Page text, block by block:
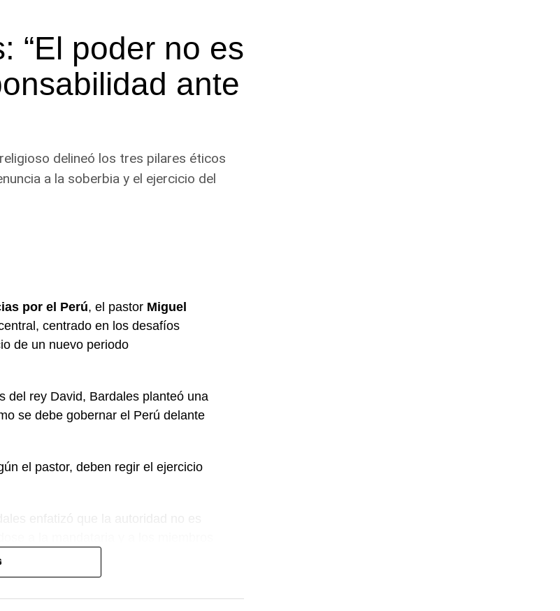
“El poder no es
ante
delineó los tres pilares éticos
a la soberbia y el ejercicio del
por el Perú, el pastor Miguel
centrado en los desafíos
de un nuevo periodo
del rey David, Bardales planteó una
se debe gobernar el Perú delante
el pastor, deben regir el ejercicio
o «mayordomía»
público como por lo privado. «Los